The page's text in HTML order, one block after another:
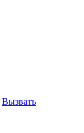
Вызвать